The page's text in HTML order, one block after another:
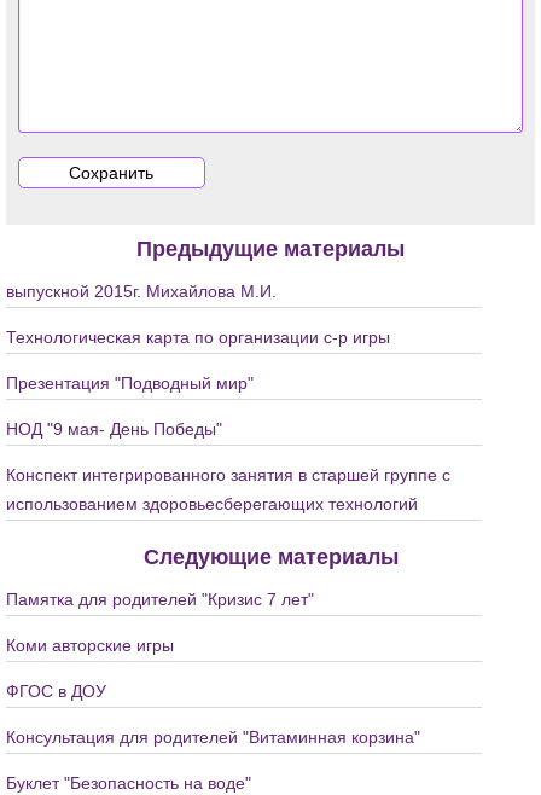
Предыдущие материалы
выпускной 2015г. Михайлова М.И.
Технологическая карта по организации с-р игры
Презентация "Подводный мир"
НОД "9 мая- День Победы"
Конспект интегрированного занятия в старшей группе с
использованием здоровьесберегающих технологий
Следующие материалы
Памятка для родителей "Кризис 7 лет"
Коми авторские игры
ФГОС в ДОУ
Консультация для родителей "Витаминная корзина"
Буклет "Безопасность на воде"